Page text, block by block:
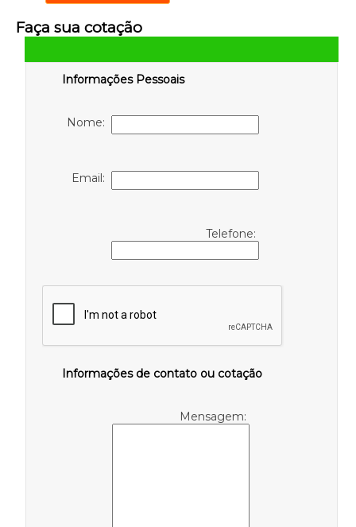
Faça sua cotação
Informações Pessoais
Nome:
Email:
Telefone:
Informações de contato ou cotação
Mensagem: